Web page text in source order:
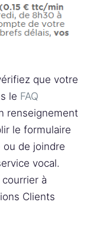
que votre
le FAQ
renseignement
le formulaire
ou de joindre
vocal.
à
Clients